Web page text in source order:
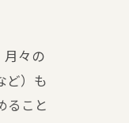
々の
ど）も
ること